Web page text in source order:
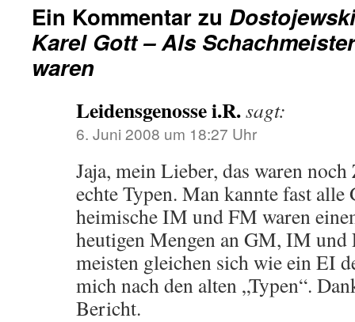
Ein Kommentar zu
Karel Gott – Als
waren
Leidensgenosse i.R.sagt:
6. Juni 2008 um 18:27 Uhr
Jaja, mein Lieber, das waren
echte Typen. Man kannte fast
heimische IM und FM waren
heutigen Mengen an GM, IM
meisten gleichen sich wie ein EI
mich nach den alten „Typen“.
Bericht.